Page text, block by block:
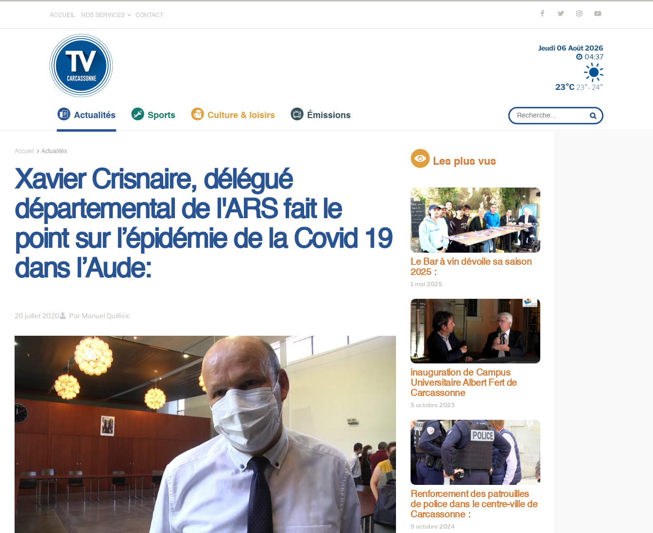
ACCUEIL NOS SERVICES CONTACT
Jeudi 06 Août 2026
04:37
23°C 23°- 24°
Actualités Sports Culture & loisirs Émissions
Accueil Actualités
Xavier Crisnaire, délégué
départemental de l'ARS fait le
point sur l’épidémie de la Covid 19
dans l’Aude:
20 juillet 2020 Par Manuel Quillivic
Les plus vus
Le Bar à vin dévoile sa saison
2025 :
1 mai 2025
inauguration de Campus
Universitaire Albert Fert de
Carcassonne
5 octobre 2023
Renforcement des patrouilles
de police dans le centre-ville de
Carcassonne :
9 octobre 2024